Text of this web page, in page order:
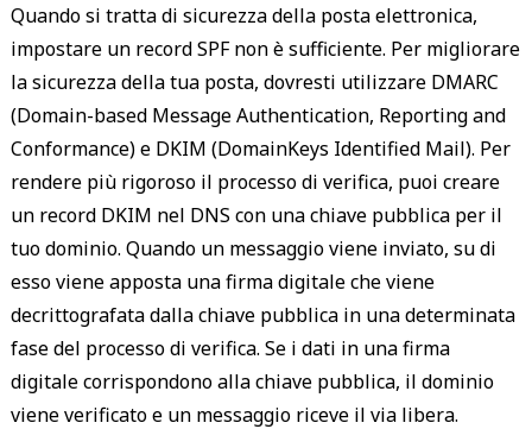
sender's
server
IP address
domain
Quando si tratta di sicurezza della posta elettronica,
impostare un record SPF non è sufficiente. Per migliorare
la sicurezza della tua posta, dovresti utilizzare DMARC
(Domain-based Message Authentication, Reporting and
Conformance) e DKIM (DomainKeys Identified Mail). Per
rendere più rigoroso il processo di verifica, puoi creare
un record DKIM nel DNS con una chiave pubblica per il
tuo dominio. Quando un messaggio viene inviato, su di
esso viene apposta una firma digitale che viene
decrittografata dalla chiave pubblica in una determinata
fase del processo di verifica. Se i dati in una firma
digitale corrispondono alla chiave pubblica, il dominio
viene verificato e un messaggio riceve il via libera.